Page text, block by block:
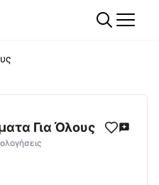
| Δες
Για Όλους